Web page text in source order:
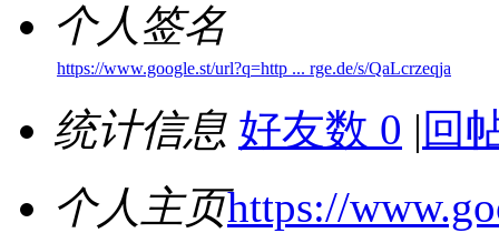
个人签名
https://www.google.st/url?q=http ... rge.de/s/QaLcrzeqja
统计信息 好友数 0 | 回
个人主页https://